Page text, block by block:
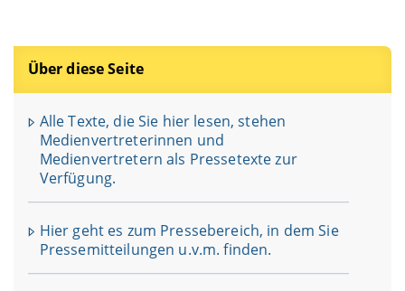
Über diese Seite
Alle Texte, die Sie hier lesen, stehen
Medienvertreterinnen und
Medienvertretern als Pressetexte zur
Verfügung.
Hier geht es zum Pressebereich, in dem Sie
Pressemitteilungen u.v.m. finden.